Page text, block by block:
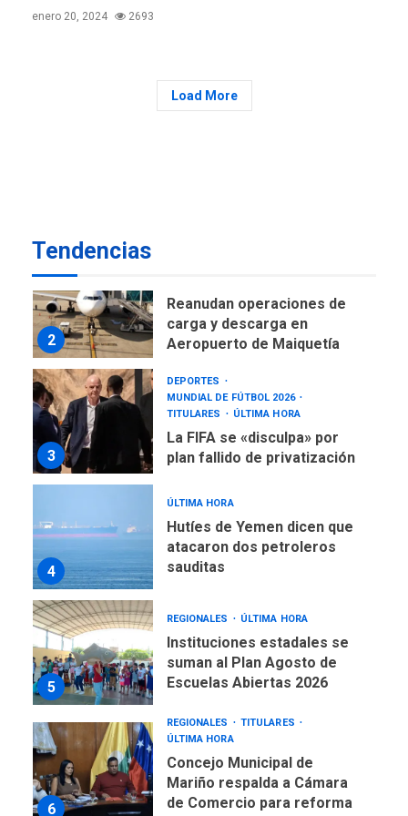
enero 20, 2024 2693
Load More
Tendencias
de AN 2015
DESTACADOS
OPINIÓN
2
carga y descarga en
Aeropuerto de Maiquetía
3
MUNDIAL DE FÚTBOL 2026
TITULARES
ÚLTIMA HORA
La FIFA se «disculpa» por
plan fallido de privatización
Hutíes de Yemen dicen que
atacaron dos petroleros
sauditas
5
Instituciones estadales se
suman al Plan Agosto de
Escuelas Abiertas 2026
6
ÚLTIMA HORA
Concejo Municipal de
Mariño respalda a Cámara
de Comercio para reforma
de Ley de Puerto Libre